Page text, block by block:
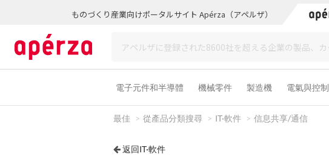
ものづくり産業向けポータルサイト Apérza（アペルザ）
電子元件和半導體 機械零件 製造機 電氣與控制
最佳 從產品分類搜尋 IT·軟件 信息共享/通信
返回IT·軟件